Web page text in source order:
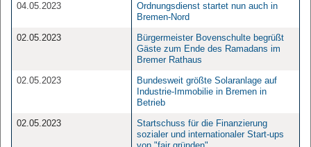
04.05.2023
Ordnungsdienst startet nun auch in
Bremen-Nord
02.05.2023
Bürgermeister Bovenschulte begrüßt
Gäste zum Ende des Ramadans im
Bremer Rathaus
02.05.2023
Bundesweit größte Solaranlage auf
Industrie-Immobilie in Bremen in
Betrieb
02.05.2023
Startschuss für die Finanzierung
sozialer und internationaler Start-ups